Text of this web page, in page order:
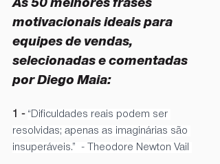
motivacionais ideais para
equipes de vendas,
selecionadas e comentadas
por Diego Maia:
1 - “Dificuldades reais podem ser
resolvidas; apenas as imaginárias são
insuperáveis.”  - Theodore Newton Vail